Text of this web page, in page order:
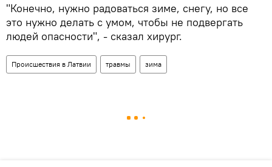
"Конечно, нужно радоваться зиме, снегу, но все
это нужно делать с умом, чтобы не подвергать
людей опасности", - сказал хирург.
Происшествия в Латвии травмы зима